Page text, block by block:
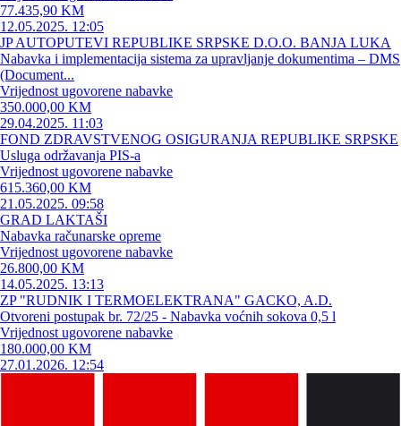
77.435,90 KM
12.05.2025. 12:05
JP AUTOPUTEVI REPUBLIKE SRPSKE D.O.O. BANJA LUKA
Nabavka i implementacija sistema za upravljanje dokumentima – DMS
(Document...
Vrijednost ugovorene nabavke
350.000,00 KM
29.04.2025. 11:03
FOND ZDRAVSTVENOG OSIGURANJA REPUBLIKE SRPSKE
Usluga održavanja PIS-a
Vrijednost ugovorene nabavke
615.360,00 KM
21.05.2025. 09:58
GRAD LAKTAŠI
Nabavka računarske opreme
Vrijednost ugovorene nabavke
26.800,00 KM
14.05.2025. 13:13
ZP "RUDNIK I TERMOELEKTRANA" GACKO, A.D.
Otvoreni postupak br. 72/25 - Nabavka voćnih sokova 0,5 l
Vrijednost ugovorene nabavke
180.000,00 KM
27.01.2026. 12:54